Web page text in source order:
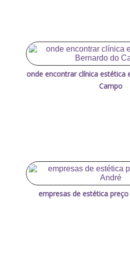
onde encontrar clínica estética
Campo
empresas de estética